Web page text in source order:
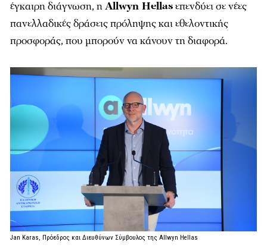
έγκαιρη διάγνωση, ηAllwyn Hellasεπενδύει σε νέες
πανελλαδικές δράσεις πρόληψης και εθελοντικής
προσφοράς, που μπορούν να κάνουν τη διαφορά.
Jan Karas, Πρόεδρος και Διευθύνων Σύμβουλος της Allwyn Hellas